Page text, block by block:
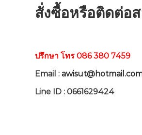
สั่งซื้อหรือติดต่อ
ปรึกษา โทร 086 380 7459
Email :
Line ID : 0661629424